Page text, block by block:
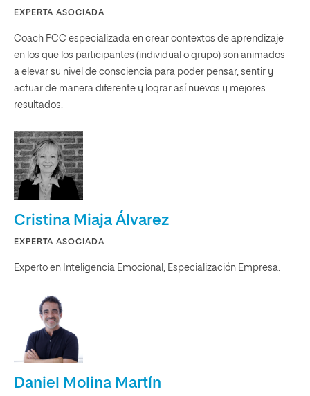
EXPERTA ASOCIADA
Coach PCC especializada en crear contextos de aprendizaje
en los que los participantes (individual o grupo) son animados
a elevar su nivel de consciencia para poder pensar, sentir y
actuar de manera diferente y lograr así nuevos y mejores
resultados.
Cristina Miaja Álvarez
EXPERTA ASOCIADA
Experto en Inteligencia Emocional, Especialización Empresa.
Daniel Molina Martín